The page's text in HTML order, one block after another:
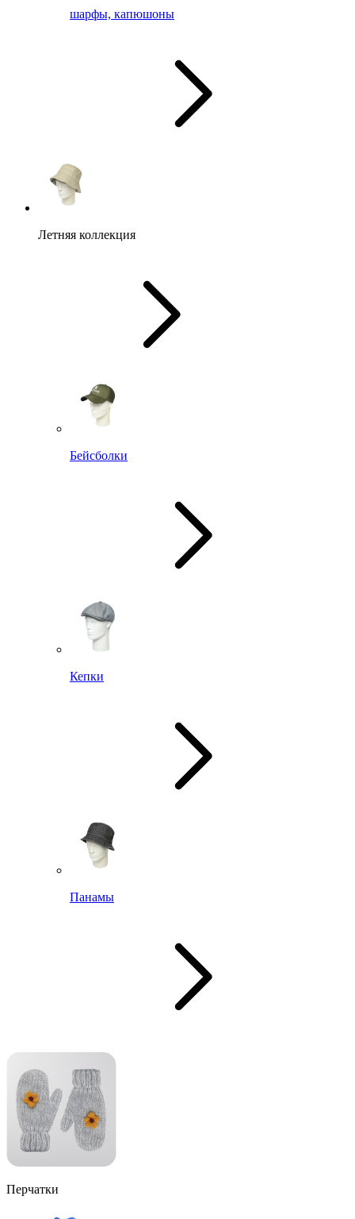
шарфы, капюшоны
Летняя коллекция
Бейсболки
Кепки
Панамы
Перчатки